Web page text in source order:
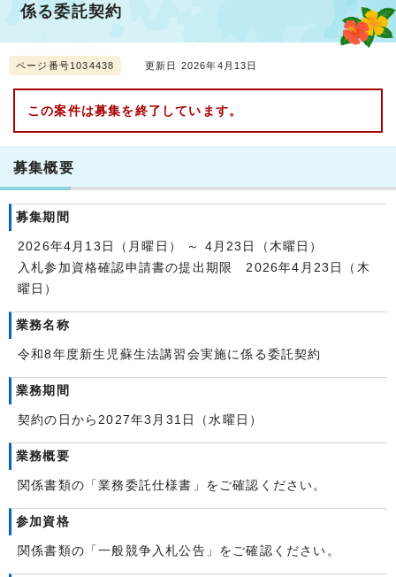
係る委託契約
ページ番号1034438 更新日 2026年4月13日
この案件は募集を終了しています。
募集概要
募集期間
2026年4月13日（月曜日） ～ 4月23日（木曜日）
入札参加資格確認申請書の提出期限 2026年4月23日（木
曜日）
業務名称
令和8年度新生児蘇生法講習会実施に係る委託契約
業務期間
契約の日から2027年3月31日（水曜日）
業務概要
関係書類の「業務委託仕様書」をご確認ください。
参加資格
関係書類の「一般競争入札公告」をご確認ください。